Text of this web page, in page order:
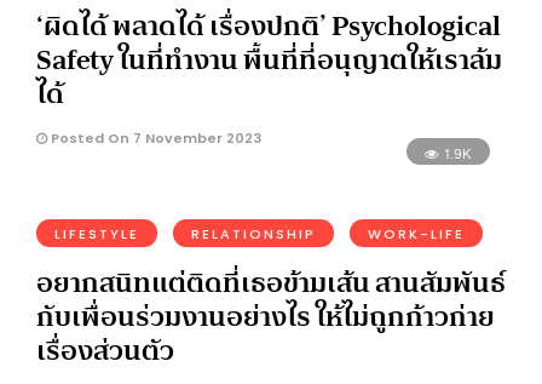
‘ผิดได้ พลาดได้ เรื่องปกติ’ Psychological
Safety ในที่ทำงาน พื้นที่ที่อนุญาตให้เราล้ม
ได้
Posted On 7 November 2023
1.9K
LIFESTYLE RELATIONSHIP WORK-LIFE
อยากสนิทแต่ติดที่เธอข้ามเส้น สานสัมพันธ์
กับเพื่อนร่วมงานอย่างไร ให้ไม่ถูกก้าวก่าย
เรื่องส่วนตัว